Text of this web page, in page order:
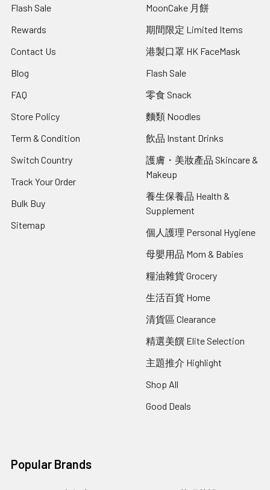
Flash Sale
Rewards
Contact Us
Blog
FAQ
Store Policy
Term & Condition
Switch Country
Track Your Order
Bulk Buy
Sitemap
MoonCake 月餅
期間限定 Limited Items
港製口罩 HK FaceMask
Flash Sale
零食 Snack
麵類 Noodles
飲品 Instant Drinks
護膚・美妝產品 Skincare &
Makeup
養生保養品 Health &
Supplement
個人護理 Personal Hygiene
母嬰用品 Mom & Babies
糧油雜貨 Grocery
生活百貨 Home
清貨區 Clearance
精選美饌 Elite Selection
主題推介 Highlight
Shop All
Good Deals
Popular Brands